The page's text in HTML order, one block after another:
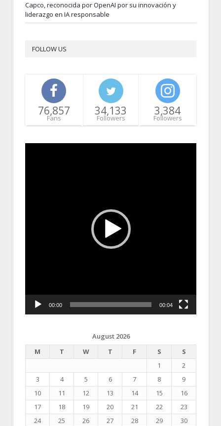
Capco, reconocida por OpenAI por su innovación y
liderazgo en IA responsable
FOLLOW US
76,857
Fans
34,133
Followers
3,384
Followers
00:00 00:04
August 2026
M
T W T F S
S
1
2
3
4 5 6 7 8
9
10
11 12 13 14 15
16
17
18 19 20 21 22
23
24
25 26 27 28 29
30